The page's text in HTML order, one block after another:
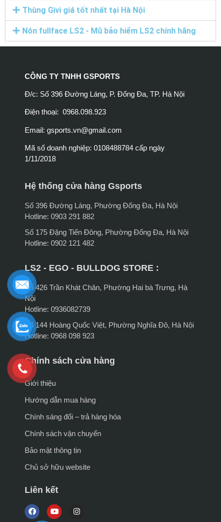
Thùng Givi giá tốt nhất tại Hà Nội
Nón fullface LS2 - Mũ bảo hiểm LS2 chính hãng
CÔNG TY TNHH GSPORTS
Đ/c: Số 396 Đường Láng, P. Đống Đa, TP. Hà Nội
Điện thoại: 0968.098.923
Email: gsports.vn@gmail.com
Mã số doanh nghiệp: 0108488784 cấp ngày
1/11/2018
Hệ thống cửa hàng Gsports
Số 396 Đường Láng, Phường Đống Đa, Hà Nội
Hotline: 0903 291 882
Số 175 Đặng Tiến Đông, Phường Đống Đa, Hà Nội
Hotline: 0902 121 482
LS2 - EGO - BULLDOG STORE :
Số 426 Trần Khát Chân, Phường Hai bà Trưng, Hà
Nội
Hotline: 0936082739
Số 144 Hoàng Quốc Việt, Phường Nghĩa Đô, Hà Nội
Hotline: 0968 098 923
Chính sách cửa hàng
Giới thiệu
Hướng dẫn mua hàng
Chính sáng đổi – trả hàng hóa
Chính sách vận chuyển
Bảo mật thông tin
Chủ sở hữu website
Liên kết